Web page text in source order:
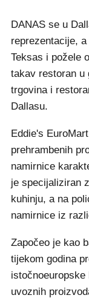
DANAS se u
reprezentacije,
Teksas i požele
takav restoran u
trgovina i
Dallasu.
Eddie's
prehrambenih
namirnice
je specijaliziran
kuhinju, a na
namirnice iz
Započeo je kao
tijekom godina
uvoznih